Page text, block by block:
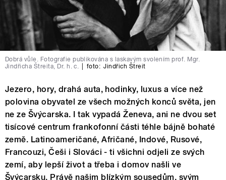
Dobrá vůle. Fotografie publikována s laskavým svolením prof. Mgr.
Jindřicha Štreita, Dr. h. c.
foto: Jindřich Štreit
Jezero, hory, drahá auta, hodinky, luxus a více než
polovina obyvatel ze všech možných konců světa, jen
ne ze Švýcarska. I tak vypadá Ženeva, ani ne dvou set
tisícové centrum frankofonní části téhle bájně bohaté
země. Latinoameričané, Afričané, Indové, Rusové,
Francouzi, Češi i Slováci - ti všichni odjeli ze svých
zemí, aby lepší život a třeba i domov našli ve
Švýcarsku. Právě našim blízkým sousedům, svým